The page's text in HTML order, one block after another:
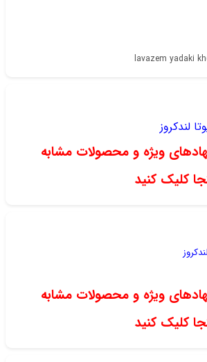
لندکروز
ویژه و محصولات مشابه
کلیک کنید
ویژه و محصولات مشابه
کلیک کنید